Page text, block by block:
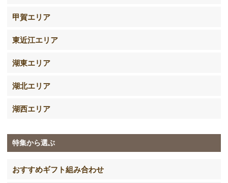
甲賀エリア
東近江エリア
湖東エリア
湖北エリア
湖西エリア
特集から選ぶ
おすすめギフト組み合わせ